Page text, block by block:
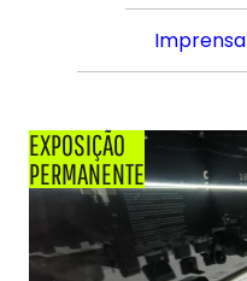
Imprensa
EXPOSIÇÃO
PERMANENTE